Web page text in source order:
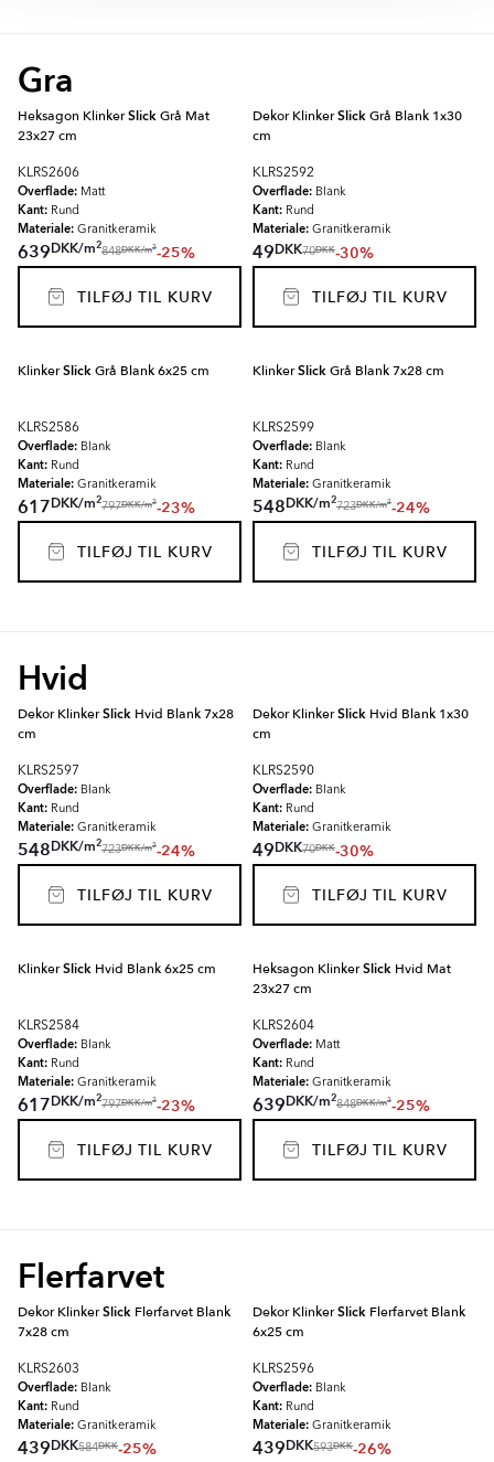
Gra
Heksagon KlinkerSlickGrå Mat
23x27 cm
KLRS2606
Overflade: Matt
Kant: Rund
Materiale: Granitkeramik
639DKK/m2
848DKK/m2-25%
TILFØJ TIL KURV
Dekor KlinkerSlickGrå Blank 1x30
cm
KLRS2592
Overflade: Blank
Kant: Rund
Materiale: Granitkeramik
49DKK70DKK-30%
TILFØJ TIL KURV
KlinkerSlickGrå Blank 6x25 cm
KLRS2586
Overflade: Blank
Kant: Rund
Materiale: Granitkeramik
617DKK/m2
797DKK/m2-23%
TILFØJ TIL KURV
KlinkerSlickGrå Blank 7x28 cm
KLRS2599
Overflade: Blank
Kant: Rund
Materiale: Granitkeramik
548DKK/m2
723DKK/m2-24%
TILFØJ TIL KURV
Hvid
Dekor KlinkerSlick Hvid Blank 7x28
cm
KLRS2597
Overflade: Blank
Kant: Rund
Materiale: Granitkeramik
548DKK/m2
723DKK/m2-24%
TILFØJ TIL KURV
Dekor KlinkerSlick Hvid Blank 1x30
cm
KLRS2590
Overflade: Blank
Kant: Rund
Materiale: Granitkeramik
49DKK70DKK-30%
TILFØJ TIL KURV
KlinkerSlick Hvid Blank 6x25 cm
KLRS2584
Overflade: Blank
Kant: Rund
Materiale: Granitkeramik
617DKK/m2
797DKK/m2-23%
TILFØJ TIL KURV
Heksagon KlinkerSlick Hvid Mat
23x27 cm
KLRS2604
Overflade: Matt
Kant: Rund
Materiale: Granitkeramik
639DKK/m2
848DKK/m2-25%
TILFØJ TIL KURV
Flerfarvet
Dekor KlinkerSlick Flerfarvet Blank
7x28 cm
KLRS2603
Overflade: Blank
Kant: Rund
Materiale: Granitkeramik
439DKK584DKK-25%
Dekor KlinkerSlick Flerfarvet Blank
6x25 cm
KLRS2596
Overflade: Blank
Kant: Rund
Materiale: Granitkeramik
439DKK593DKK-26%